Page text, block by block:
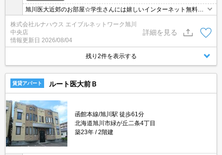
旭川医大近郊のお部屋☆学生さんには嬉しいインターネット無料で
使い放題(*^▽^*)
株式会社ルナハウス エイブルネットワーク旭川
中央店
情報更新日 2026/08/04
詳細を見る
残り2件を表示する
賃貸アパート ルート医大前Ｂ
函館本線/旭川駅 徒歩61分
北海道旭川市緑が丘二条4丁目
築23年
2階建